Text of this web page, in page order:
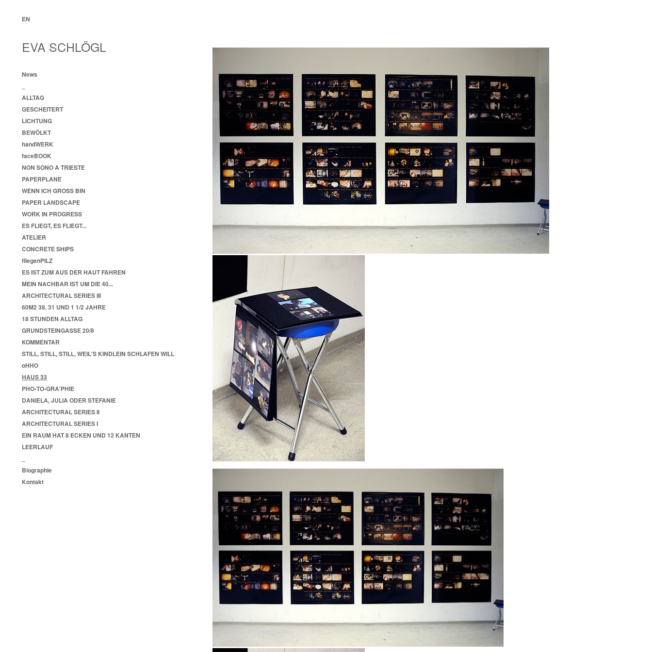
EN
EVA SCHLÖGL
News
ALLTAG
GESCHEITERT
LICHTUNG
BEWÖLKT
handWERK
faceBOOK
NON SONO A TRIESTE
PAPERPLANE
WENN ICH GROSS BIN
PAPER LANDSCAPE
WORK IN PROGRESS
ES FLIEGT, ES FLIEGT...
ATELIER
CONCRETE SHIPS
fliegenPILZ
ES IST ZUM AUS DER HAUT FAHREN
MEIN NACHBAR IST UM DIE 40...
ARCHITECTURAL SERIES III
60M2 38, 31 UND 1 1/2 JAHRE
18 STUNDEN ALLTAG
GRUNDSTEINGASSE 20/8
KOMMENTAR
STILL, STILL, STILL, WEIL'S KINDLEIN SCHLAFEN WILL
oHHO
HAUS 33
PHO•TO•GRA'PHIE
DANIELA, JULIA ODER STEFANIE
ARCHITECTURAL SERIES II
ARCHITECTURAL SERIES I
EIN RAUM HAT 8 ECKEN UND 12 KANTEN
LEERLAUF
Biographie
Kontakt